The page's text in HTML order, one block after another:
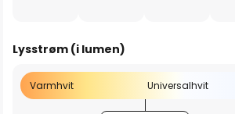
Lysstrøm (i lumen)
Varmhvit Universalhvit